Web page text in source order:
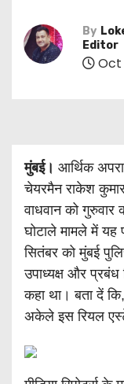
By
Editor
Oct
मुंबई। आर्थिक
चेयरमैन राकेश
वाधवान को गुरुवार
घोटाले मामले में यह
सितंबर को मुंबई
उपाध्यक्ष और
कहा था। बता दें
अकेले इस रियल